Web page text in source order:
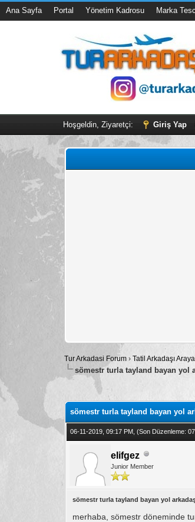
Ana Sayfa Portal Yönetim Kadrosu Marka
Hoşgeldin, Ziyaretçi: Giriş Yap
Tur Arkadasi Forum ›Tatil Arkadaşı
sömestr turla tayland bayan yol
Toplam: 0 Oy - Ortalama: 0
sömestr turla tayland bayan yol
06-11-2019, 09:17 PM,(Son Düzenleme:
elifgez
Junior Member
sömestr turla tayland bayan yol
merhaba, sömestr döneminde